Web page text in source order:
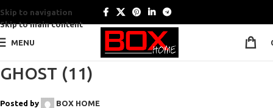
Skip to navigation
Skip to main content
MENU
GHOST (11)
Posted by
BOX HOME